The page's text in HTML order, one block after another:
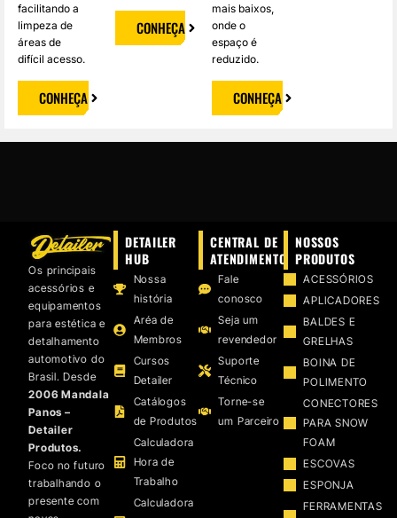
facilitando a
limpeza de
áreas de
difícil acesso.
CONHEÇA
CONHEÇA
mais baixos,
onde o
espaço é
reduzido.
CONHEÇA
Os principais
acessórios e
equipamentos
para estética e
detalhamento
automotivo do
Brasil. Desde
2006 Mandala
Panos –
Detailer
Produtos.
Foco no futuro
trabalhando o
presente com
DETAILER
HUB
Nossa
história
Aréa de
Membros
Cursos
Detailer
Catálogos
de Produtos
Calculadora
Hora de
Trabalho
Calculadora
CENTRAL DE
ATENDIMENTO
Fale
conosco
Seja um
revendedor
Suporte
Técnico
Torne-se
um Parceiro
NOSSOS
PRODUTOS
ACESSÓRIOS
APLICADORES
BALDES E
GRELHAS
BOINA DE
POLIMENTO
CONECTORES
PARA SNOW
FOAM
ESCOVAS
ESPONJA
FERRAMENTAS